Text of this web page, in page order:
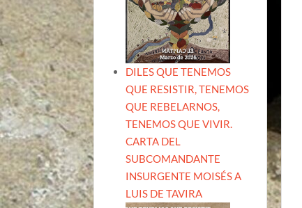
DILES QUE TENEMOS
QUE RESISTIR, TENEMOS
QUE REBELARNOS,
TENEMOS QUE VIVIR.
CARTA DEL
SUBCOMANDANTE
INSURGENTE MOISÉS A
LUIS DE TAVIRA